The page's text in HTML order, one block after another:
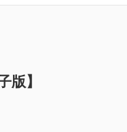
】